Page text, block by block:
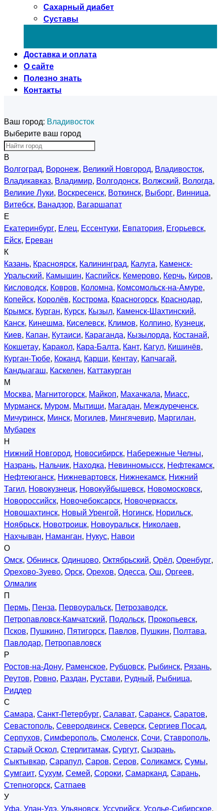
Сахарный диабет
Суставы
Доставка и оплата
О сайте
Полезно знать
Контакты
Ваш город: Владивосток
Выберите ваш город
В
Волгоград, Воронеж, Великий Новгород, Владивосток,
Владикавказ, Владимир, Волгодонск, Волжский, Вологда,
Великие Луки, Воскресенск, Воткинск, Выборг, Винница,
Витебск, Ванадзор, Вагаршапат
Е
Екатеринбург, Елец, Ессентуки, Евпатория, Егорьевск,
Ейск, Ереван
К
Казань, Красноярск, Калининград, Калуга, Каменск-
Уральский, Камышин, Каспийск, Кемерово, Керчь, Киров,
Кисловодск, Ковров, Коломна, Комсомольск-на-Амуре,
Копейск, Королёв, Кострома, Красногорск, Краснодар,
Крымск, Курган, Курск, Кызыл, Каменск-Шахтинский,
Канск, Кинешма, Киселевск, Климов, Колпино, Кузнецк,
Киев, Капан, Кутаиси, Караганда, Кызылорда, Костанай,
Кокшетау, Каракол, Кара-Балта, Кант, Кагул, Кишинёв,
Курган-Тюбе, Коканд, Карши, Кентау, Капчагай,
Кандыагаш, Каскелен, Каттакурган
М
Москва, Магнитогорск, Майкоп, Махачкала, Миасс,
Мурманск, Муром, Мытищи, Магадан, Междуреченск,
Мичуринск, Минск, Могилев, Мингячевир, Маргилан,
Мубарек
Н
Нижний Новгород, Новосибирск, Набережные Челны,
Назрань, Нальчик, Находка, Невинномысск, Нефтекамск,
Нефтеюганск, Нижневартовск, Нижнекамск, Нижний
Тагил, Новокузнецк, Новокуйбышевск, Новомосковск,
Новороссийск, Новочебоксарск, Новочеркасск,
Новошахтинск, Новый Уренгой, Ногинск, Норильск,
Ноябрьск, Новотроицк, Новоуральск, Николаев,
Нахчыван, Наманган, Нукус, Навои
О
Омск, Обнинск, Одинцово, Октябрьский, Орёл, Оренбург,
Орехово-Зуево, Орск, Орехов, Одесса, Ош, Оргеев,
Олмалик
П
Пермь, Пенза, Первоуральск, Петрозаводск,
Петропавловск-Камчатский, Подольск, Прокопьевск,
Псков, Пушкино, Пятигорск, Павлов, Пушкин, Полтава,
Павлодар, Петропавловск
Р
Ростов-на-Дону, Раменское, Рубцовск, Рыбинск, Рязань,
Реутов, Ровно, Раздан, Рустави, Рудный, Рыбница,
Риддер
С
Самара, Санкт-Петербург, Салават, Саранск, Саратов,
Севастополь, Северодвинск, Северск, Сергиев Посад,
Серпухов, Симферополь, Смоленск, Сочи, Ставрополь,
Старый Оскол, Стерлитамак, Сургут, Сызрань,
Сыктывкар, Сарапул, Саров, Серов, Соликамск, Сумы,
Сумгаит, Сухум, Семей, Сороки, Самарканд, Сарань,
Степногорск, Сатпаев
У
Уфа, Улан-Удэ, Ульяновск, Уссурийск, Усолье-Сибирское,